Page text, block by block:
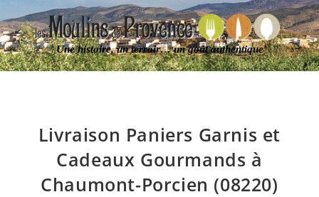
Une histoire, un terroir… un goût authentique
Livraison Paniers Garnis et
Cadeaux Gourmands à
Chaumont-Porcien (08220)